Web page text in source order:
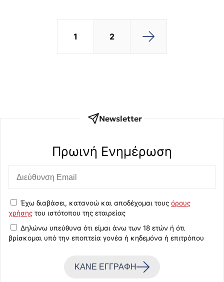
1 2
Newsletter
Πρωινή Eνημέρωση
Έχω διαβάσει, κατανοώ και αποδέχομαι τους όρους
χρήσης του ιστότοπου της εταιρείας
Δηλώνω υπεύθυνα ότι είμαι άνω των 18 ετών ή ότι
βρίσκομαι υπό την εποπτεία γονέα ή κηδεμόνα ή επιτρόπου
ΚΑΝΕ ΕΓΓΡΑΦΗ